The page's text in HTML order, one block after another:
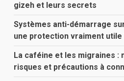
gizeh et leurs secrets
Systèmes anti-démarrage
une protection vraiment utile
La caféine et les migraines :
risques et précautions à